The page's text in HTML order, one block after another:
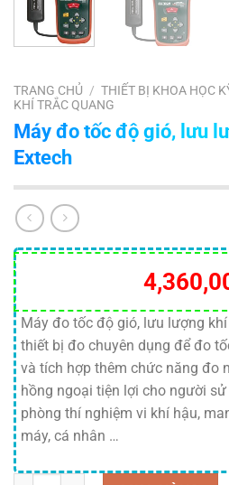
TRANG CHỦ / THIẾT BỊ KHOA HỌC
KHÍ TRẮC QUANG
Máy đo tốc độ gió, lưu
Extech
Máy đo tốc độ gió, lưu lượng
thiết bị đo chuyên dụng để đo
và tích hợp thêm chức năng đo
hồng ngoại tiện lợi cho người
phòng thí nghiệm vi khí hậu,
máy, cá nhân …